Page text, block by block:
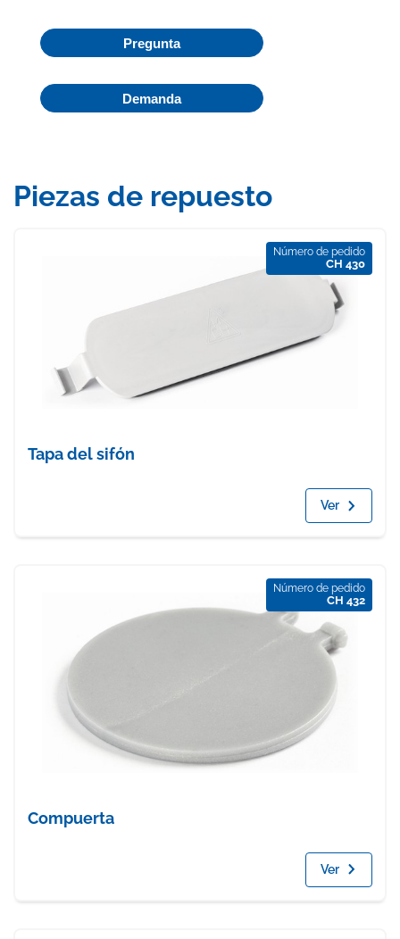
Pregunta
Demanda
Piezas de repuesto
Número de pedido
CH 430
Tapa del sifón
Ver
Número de pedido
CH 432
Compuerta
Ver